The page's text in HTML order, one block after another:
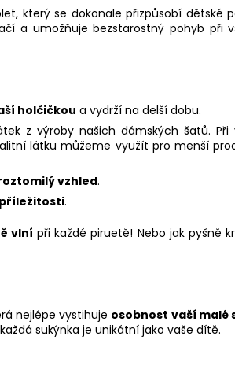
který se dokonale přizpůsobí dětské
a umožňuje bezstarostný pohyb při
holčičkou a vydrží na delší dobu.
z výroby našich dámských šatů. Při
látku můžeme využít pro menší
vzhled.
.
vlní při každé piruetě! Nebo jak pyšně
nejlépe vystihuje osobnost vaší malé
sukýnka je unikátní jako vaše dítě.